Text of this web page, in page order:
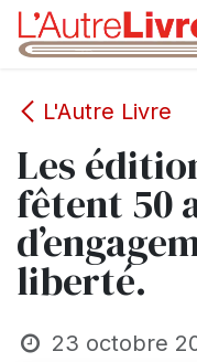
Se rendre au contenu
L'Autre Livre
Les
fêtent 50
liberté.
23 octobre